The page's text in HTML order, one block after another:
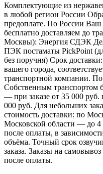
Комплектующие из
в любой регион России
предоплате. По России Ваш
бесплатно доставляем до
Москвы): Энергия СДЭК
ПЭК постаматы PickPoint
без поручня) Срок
вашего города,
транспортной компании.
Собственным транспортом
— при заказе от 35 000
000 руб. Для небольших
стоимость доставки: по
Московской области — до 4
после оплаты, в
объёма. Точный срок
заказа. Заказы на
после оплаты.